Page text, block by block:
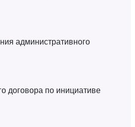
административного
договора по инициативе